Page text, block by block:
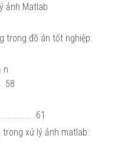
ảnh Matlab
trong đồ án tốt nghiệp:
n
58
61
xử lý ảnh matlab: